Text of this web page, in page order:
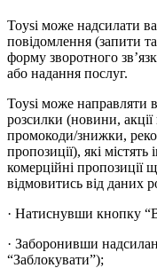
Toysi може надсилати
повідомлення (запити
форму зворотного
або надання послуг.
Toysi може направляти
розсилки (новини, акції
промокоди/знижки,
пропозиції), які
комерційні пропозиції
відмовитись від даних
· Натиснувши кнопку
· Заборонивши
“Заблокувати”);